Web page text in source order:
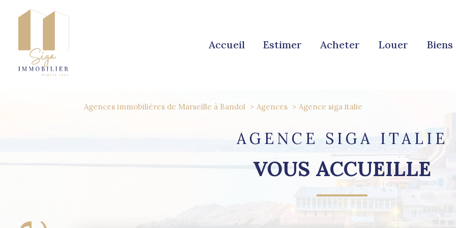
accueil estimer acheter louer
Agences immobilières de Marseille à Bandol Agences Agence siga italie
AGENCE SIGA ITALIE
VOUS ACCUEILLE